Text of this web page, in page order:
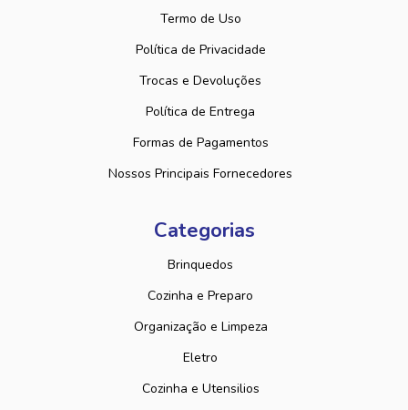
Termo de Uso
Política de Privacidade
Trocas e Devoluções
Política de Entrega
Formas de Pagamentos
Nossos Principais Fornecedores
Categorias
Brinquedos
Cozinha e Preparo
Organização e Limpeza
Eletro
Cozinha e Utensilios